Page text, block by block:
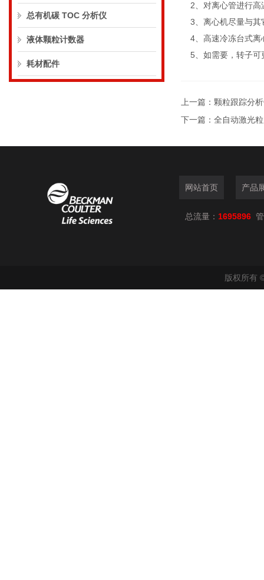
总有机碳 TOC 分析仪
液体颗粒计数器
耗材配件
2、对离心管进行高
3、离心机尽量与其
4、高速冷冻台式离
5、如需要，转子可
上一篇： 颗粒跟踪分
下一篇： 全自动激光
网站首页 产品
总流量： 1695896
版权所有